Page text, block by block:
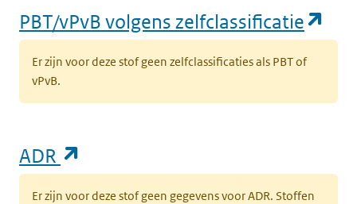
PBT/vPvB volgens zelfclassificatie
Er zijn voor deze stof geen zelfclassificaties als PBT of
vPvB.
ADR
Er zijn voor deze stof geen gegevens voor ADR. Stoffen